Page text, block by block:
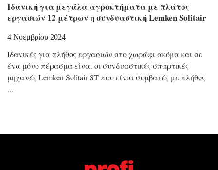
Ιδανική για μεγάλα αγροκτήματα με πλάτος
εργασιών 12 μέτρων η συνδυαστική Lemken Solitair
4 Νοεμβρίου 2024
Ιδανικές για πλήθος εργασιών στο χωράφι ακόμα και σε
ένα μόνο πέρασμα είναι οι συνδυαστικές σπαρτικές
μηχανές Lemken Solitair ST που είναι συμβατές με πλήθος